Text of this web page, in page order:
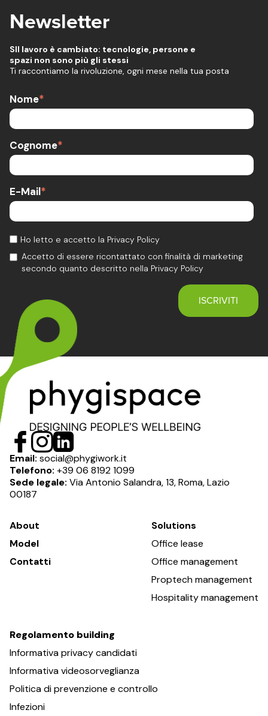
Newsletter
SIl lavoro è cambiato: tecnologie, persone e
spazi non sono più gli stessi
Ti raccontiamo la rivoluzione, ogni mese nella tua posta
Nome*
Cognome*
E-Mail*
Ho letto e accetto la Privacy Policy
Accetto di essere ricontattato con finalità di marketing
secondo quanto descritto nella Privacy Policy
Email: social@phygiwork.it
Telefono: +39 06 8192 1099
Sede legale: Via Antonio Salandra, 13, Roma, Lazio
00187
About
Model
Contatti
Solutions
Office lease
Office management
Proptech management
Hospitality management
Regolamento building
Informativa privacycandidati
Informativavideosorveglianza
Politica di prevenzione e controllo
Infezioni